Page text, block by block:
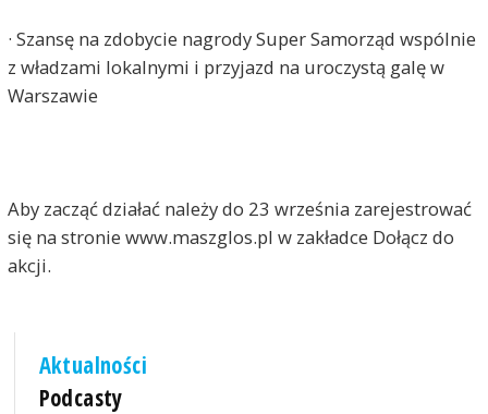
· Szansę na zdobycie nagrody Super Samorząd wspólnie
z władzami lokalnymi i przyjazd na uroczystą galę w
Warszawie
Aby zacząć działać należy do 23 września zarejestrować
się na stronie www.maszglos.pl w zakładce Dołącz do
akcji.
Aktualności
Podcasty